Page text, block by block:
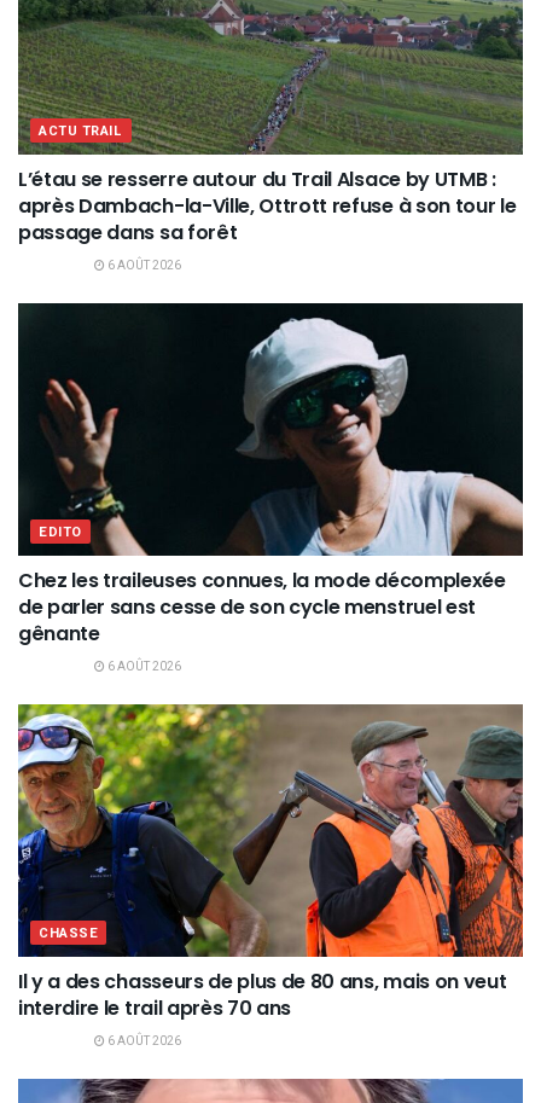
ACTU TRAIL
L’étau se resserre autour du Trail Alsace by UTMB :
après Dambach-la-Ville, Ottrott refuse à son tour le
passage dans sa forêt
6 AOÛT 2026
EDITO
Chez les traileuses connues, la mode décomplexée
de parler sans cesse de son cycle menstruel est
gênante
6 AOÛT 2026
CHASSE
Il y a des chasseurs de plus de 80 ans, mais on veut
interdire le trail après 70 ans
6 AOÛT 2026